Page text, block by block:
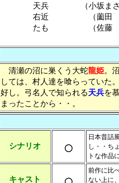
天兵 （小坂ま
右近 （薗田
たも （佐藤
ほ
清瀬の沼に巣くう大蛇龍姫。
しては、村人達を喰らっていた
好し。弓名人で知られる天兵を
まったことから・・。
シナリオ ○
日本昔話
し・・ち
トな作品
キャスト
前作に比
ない上に